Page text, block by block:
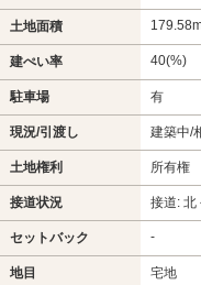
土地面積
建ぺい率 40(%)
駐車場 有
現況/引渡し 建築中/
土地権利 所有権
接道状況 接道: 北
セットバック -
地目 宅地